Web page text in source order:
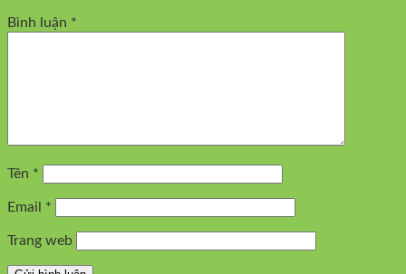
Bình luận *
Tên *
Email *
Trang web